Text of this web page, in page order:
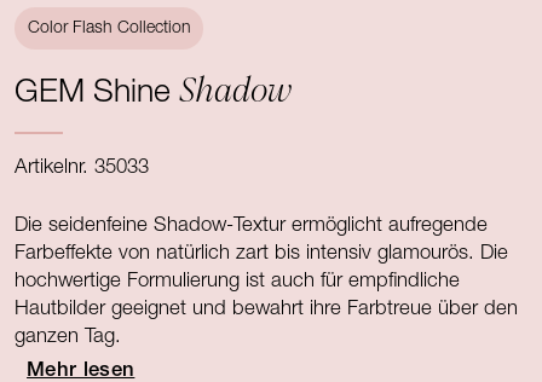
Color Flash Collection
GEM ShineShadow
Artikelnr. 35033
Die seidenfeine Shadow-Textur ermöglicht aufregende
Farbeffekte von natürlich zart bis intensiv glamourös. Die
hochwertige Formulierung ist auch für empfindliche
Hautbilder geeignet und bewahrt ihre Farbtreue über den
ganzen Tag.
Mehr lesen